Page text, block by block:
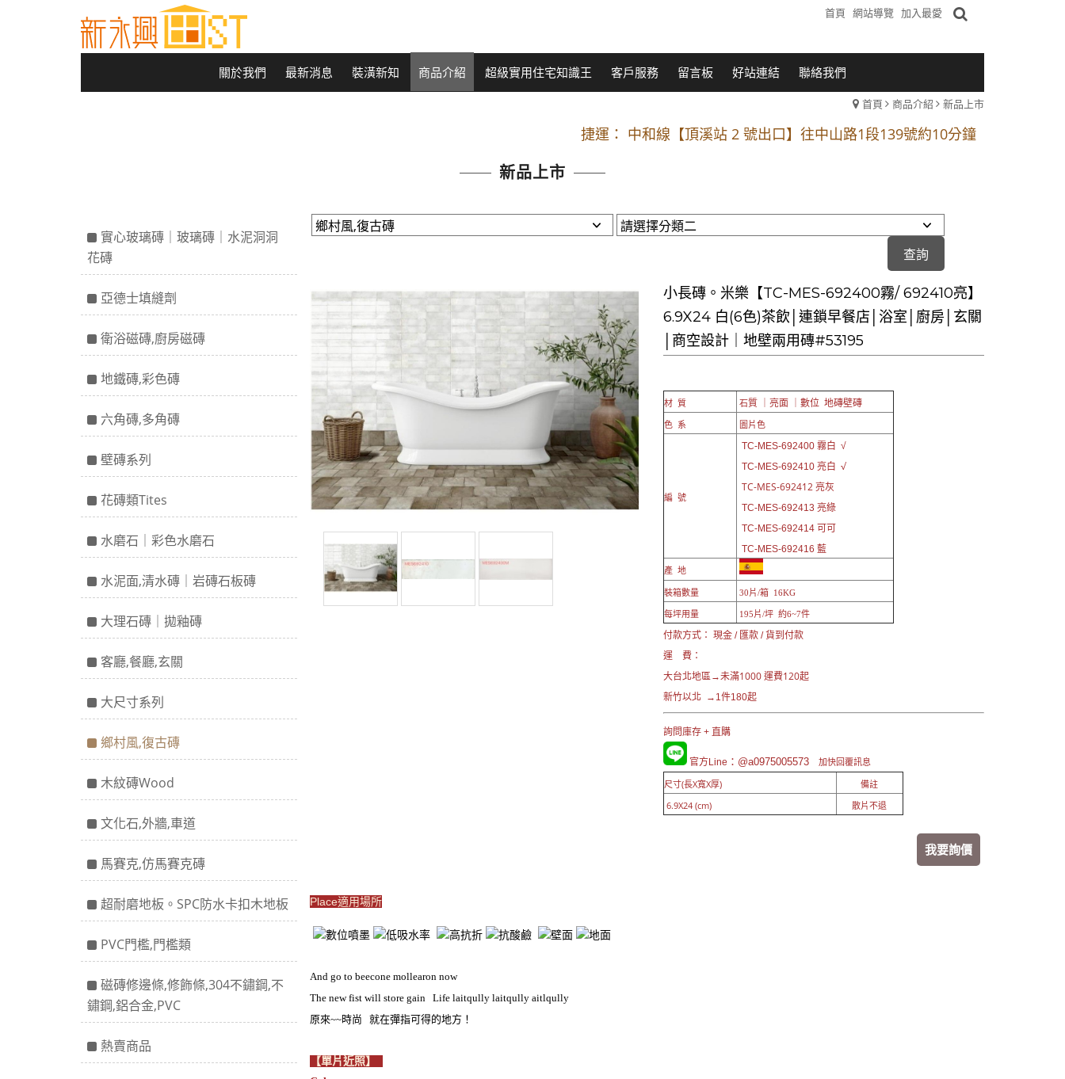
首頁 網站導覽 加入最愛
關於我們 最新消息 裝潢新知 商品介紹 超級實用住宅知識王 客戶服務 留言板 好站連結 聯絡我們
首頁 商品介紹 新品上市
開車：中山路1段 到永平路路口(樂華夜市口)門口可停車
捷運： 中和線【頂溪站 2 號出口】往中山路1段139號約10分鐘
原Line已滿 無法加Line好友 請親愛的客戶加入 LINE官方帳號@a0975005573
捷運： 中和線【頂溪站 2 號出口】往中山路1段139號約10分鐘
原Line已滿 無法加Line好友 請親愛的客戶加入 LINE官方帳號@a0975005573
新品上市
實心玻璃磚｜玻璃磚｜水泥洞洞
花磚
亞德士填縫劑
衛浴磁磚,廚房磁磚
地鐵磚,彩色磚
六角磚,多角磚
壁磚系列
花磚類Tites
水磨石｜彩色水磨石
水泥面,清水磚｜岩磚石板磚
大理石磚｜拋釉磚
客廳,餐廳,玄關
大尺寸系列
鄉村風,復古磚
木紋磚Wood
文化石,外牆,車道
馬賽克,仿馬賽克磚
超耐磨地板。SPC防水卡扣木地板
PVC門檻,門檻類
磁磚修邊條,修飾條,304不鏽鋼,不
鏽鋼,鋁合金,PVC
熱賣商品
小長磚。米樂【TC-MES-692400霧/ 692410亮】
6.9X24 白(6色)茶飲│連鎖早餐店│浴室│廚房│玄關
│商空設計｜地壁兩用磚#53195
材 質 石質 ｜亮面 ｜數位 地磚壁磚
色 系 圖片色
編 號
TC-MES-692400 霧白 √
TC-MES-692410 亮白 √
TC-MES-692412 亮灰
TC-MES-692413 亮綠
TC-MES-692414可可
TC-MES-692416 藍
產 地
裝箱數量 30片/箱 16KG
每坪用量 195片/坪 約6~7件
付款方式： 現金 / 匯款 / 貨到付款
運 費：
大台北地區→未滿1000 運費120起
新竹以北 →1件180起
詢問庫存 + 直購
官方Line ：@a0975005573 加快回覆訊息
尺寸(長X寬X厚)
備註
6.9X24 (cm)
散片不退
我要詢價
Place適用場所
And go to beecone mollearon now
The new fist will store gain Life laitqully laitqully aitlqully
原來~~時尚 就在彈指可得的地方！
【單片近照】